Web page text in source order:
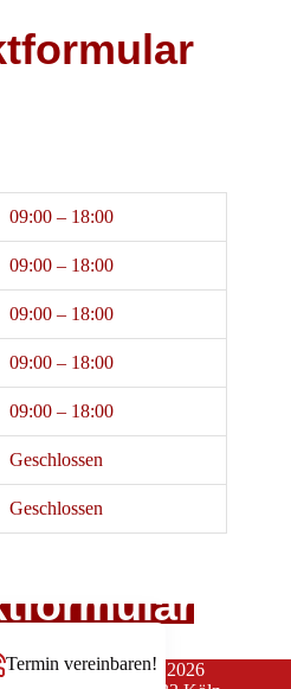
09:00 – 18:00
09:00 – 18:00
09:00 – 18:00
09:00 – 18:00
09:00 – 18:00
Geschlossen
Geschlossen
und Willerscheid © 2026
Termin vereinbaren!